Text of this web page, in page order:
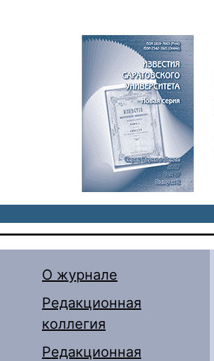
О журнале
Редакционная
коллегия
Редакционная